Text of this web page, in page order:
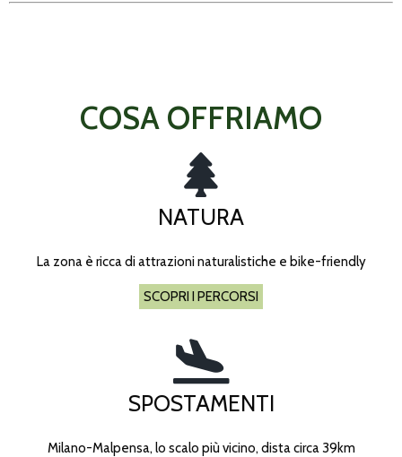
COSA OFFRIAMO
NATURA
La zona è ricca di attrazioni naturalistiche e bike-friendly
SCOPRI I PERCORSI
SPOSTAMENTI
Milano-Malpensa, lo scalo più vicino, dista circa 39km